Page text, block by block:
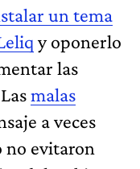
un tema
y oponerlo
las
malas
a veces
evitaron